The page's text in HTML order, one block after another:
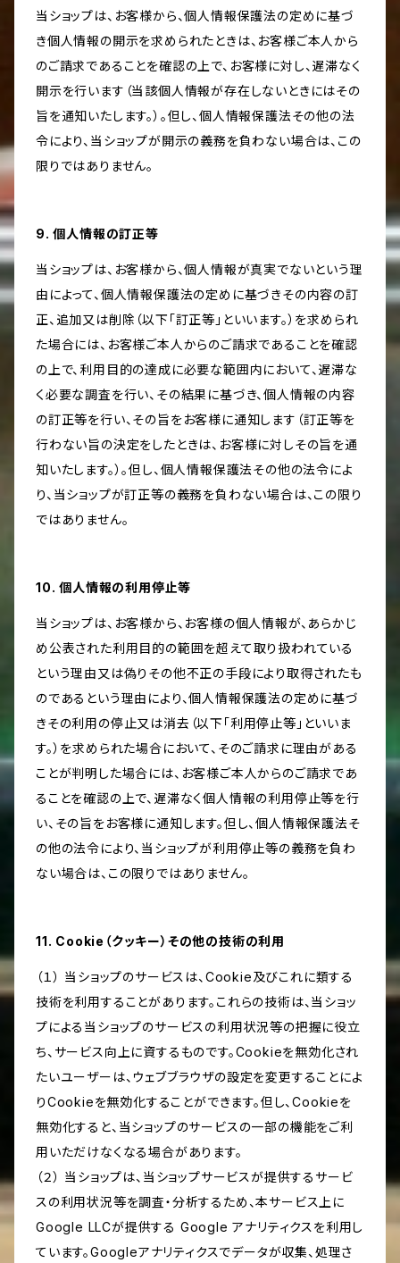
当ショップは、お客様から、個人情報保護法の定めに基づ
き個人情報の開示を求められたときは、お客様ご本人から
のご請求であることを確認の上で、お客様に対し、遅滞なく
開示を行います（当該個人情報が存在しないときにはその
旨を通知いたします。）。但し、個人情報保護法その他の法
令により、当ショップが開示の義務を負わない場合は、この
限りではありません。
9. 個人情報の訂正等
当ショップは、お客様から、個人情報が真実でないという理
由によって、個人情報保護法の定めに基づきその内容の訂
正、追加又は削除（以下「訂正等」といいます。）を求められ
た場合には、お客様ご本人からのご請求であることを確認
の上で、利用目的の達成に必要な範囲内において、遅滞な
く必要な調査を行い、その結果に基づき、個人情報の内容
の訂正等を行い、その旨をお客様に通知します（訂正等を
行わない旨の決定をしたときは、お客様に対しその旨を通
知いたします。）。但し、個人情報保護法その他の法令によ
り、当ショップが訂正等の義務を負わない場合は、この限り
ではありません。
10. 個人情報の利用停止等
当ショップは、お客様から、お客様の個人情報が、あらかじ
め公表された利用目的の範囲を超えて取り扱われている
という理由又は偽りその他不正の手段により取得されたも
のであるという理由により、個人情報保護法の定めに基づ
きその利用の停止又は消去（以下「利用停止等」といいま
す。）を求められた場合において、そのご請求に理由がある
ことが判明した場合には、お客様ご本人からのご請求であ
ることを確認の上で、遅滞なく個人情報の利用停止等を行
い、その旨をお客様に通知します。但し、個人情報保護法そ
の他の法令により、当ショップが利用停止等の義務を負わ
ない場合は、この限りではありません。
11. Cookie（クッキー）その他の技術の利用
（１） 当ショップのサービスは、Cookie及びこれに類する
技術を利用することがあります。これらの技術は、当ショッ
プによる当ショップのサービスの利用状況等の把握に役立
ち、サービス向上に資するものです。Cookieを無効化され
たいユーザーは、ウェブブラウザの設定を変更することによ
りCookieを無効化することができます。但し、Cookieを
無効化すると、当ショップのサービスの一部の機能をご利
用いただけなくなる場合があります。
（２） 当ショップは、当ショップサービスが提供するサービ
スの利用状況等を調査・分析するため、本サービス上に
Google LLCが提供する Google アナリティクスを利用し
ています。Googleアナリティクスでデータが収集、処理さ